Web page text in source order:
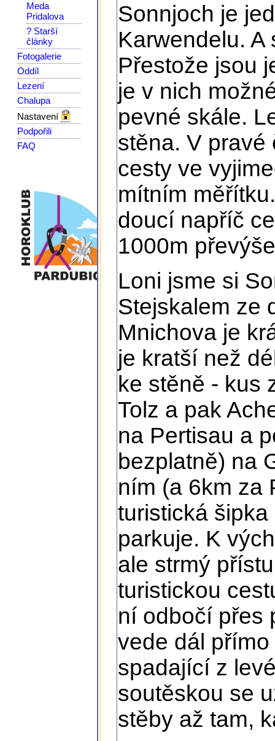
Meda
Pridalova
? Starší
články
Fotogalerie
Oddíl
Lezení
Chalupa
Nastavení
Podpořili
FAQ
Sonnjoch je
Karwendelu.
Přestože jsou
je v nich
pevné skále.
stěna. V pravé
cesty ve
mítním
doucí napříč
1000m
Loni jsme si
Stejskalem ze
Mnichova je
je kratší než
ke stěně - kus
Tolz a pak
na Pertisau a
bezplatně) na
ním (a 6km za
turistická
parkuje. K
ale strmý
turistickou
ní odbočí přes
vede dál
spadající z
soutěskou se
stěby až tam,